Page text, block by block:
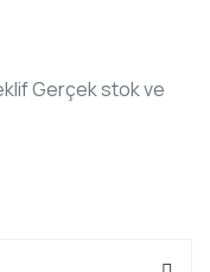
Gerçek stok ve